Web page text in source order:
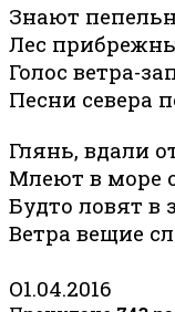
Знают
Лес
Голос ветра-
Песни севера
Глянь, вдали
Млеют в море
Будто ловят в
Ветра вещие
О1.04.2016